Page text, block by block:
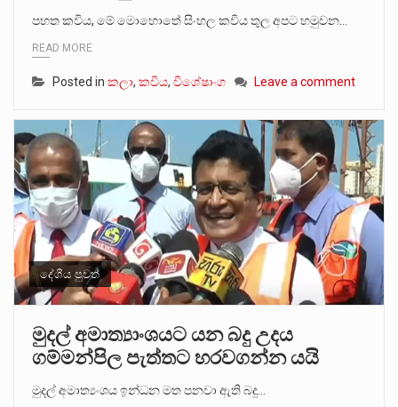
ගොවියන්ගේ ප්‍රශ්න, ධීවරයන්ගේ ප්‍රශ්න, සෞඛය ප්‍රශ්න, වැටු ප්‍ර්ශ්න, රැකියා විරහිත ප්‍රශ්න මේ සියලු ප්‍රශ්නවලට තනි…
පහත කවිය, මේ මොහොතේ සිංහල කවිය තුල අපට හමුවන…
READ MORE
Posted in කලා, කවිය, විශේෂාංග Leave a comment
දේශීය පුවත්
මුදල් අමාත්‍යාංශයට යන බදු උදය
ගම්මන්පිල පැත්තට හරවගන්න යයි
මුදල් අමාත්‍යංශය ඉන්ධන මත පනවා ඇති බදු…